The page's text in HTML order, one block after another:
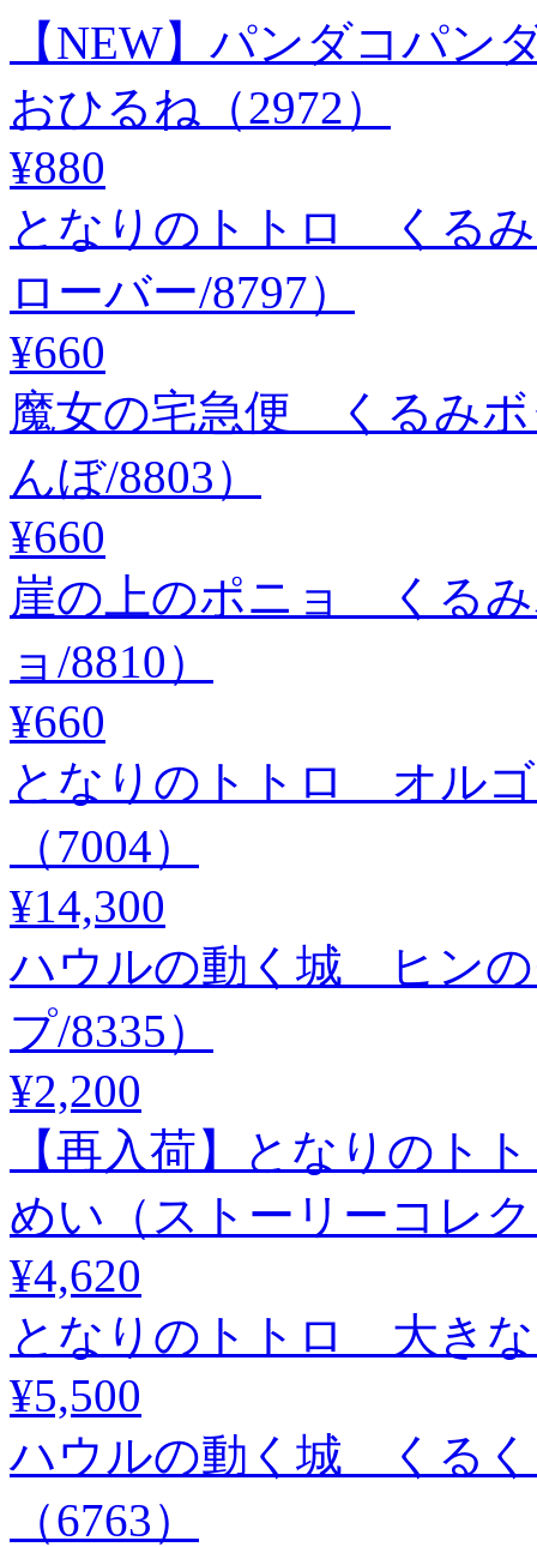
【NEW】パンダコパ
おひるね（2972）
¥880
となりのトトロ くる
ローバー/8797）
¥660
魔女の宅急便 くるみ
んぼ/8803）
¥660
崖の上のポニョ くる
ョ/8810）
¥660
となりのトトロ オル
（7004）
¥14,300
ハウルの動く城 ヒン
プ/8335）
¥2,200
【再入荷】となりの
めい（ストーリーコレ
¥4,620
となりのトトロ 大きな
¥5,500
ハウルの動く城 くるく
（6763）